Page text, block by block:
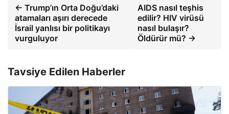
← Trump’ın Orta Doğu’daki
atamaları aşırı derecede
İsrail yanlısı bir politikayı
vurguluyor
AIDS nasıl teşhis
edilir? HIV virüsü
nasıl bulaşır?
Öldürür mü? →
Tavsiye Edilen Haberler